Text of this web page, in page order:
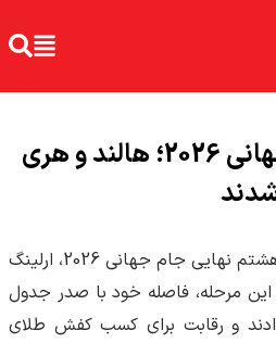
جدول گلزنان جام جهانی 2026؛ هالند و هری
با پایان دیدارهای مرحله یک‌هشتم نهایی جام جهانی 2026، ارلینگ
این مرحله، فاصله خود با صدر جدول
و رقابت برای کسب کفش طلای